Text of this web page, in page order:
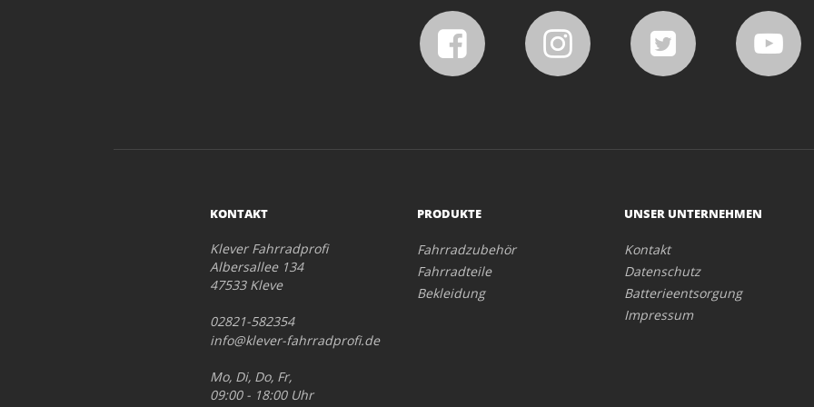
KONTAKT
Klever Fahrradprofi
Albersallee 134
47533 Kleve
02821-582354
info@klever-fahrradprofi.de
Mo, Di, Do, Fr,
09:00 - 18:00 Uhr
PRODUKTE
Fahrradzubehör
Fahrradteile
Bekleidung
UNSER UNTERNEHMEN
Kontakt
Datenschutz
Batterieentsorgung
Impressum